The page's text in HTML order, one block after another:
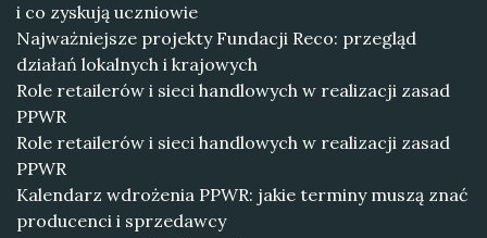
i co zyskują uczniowie
Najważniejsze projekty Fundacji Reco: przegląd
działań lokalnych i krajowych
Role retailerów i sieci handlowych w realizacji zasad
PPWR
Role retailerów i sieci handlowych w realizacji zasad
PPWR
Kalendarz wdrożenia PPWR: jakie terminy muszą znać
producenci i sprzedawcy